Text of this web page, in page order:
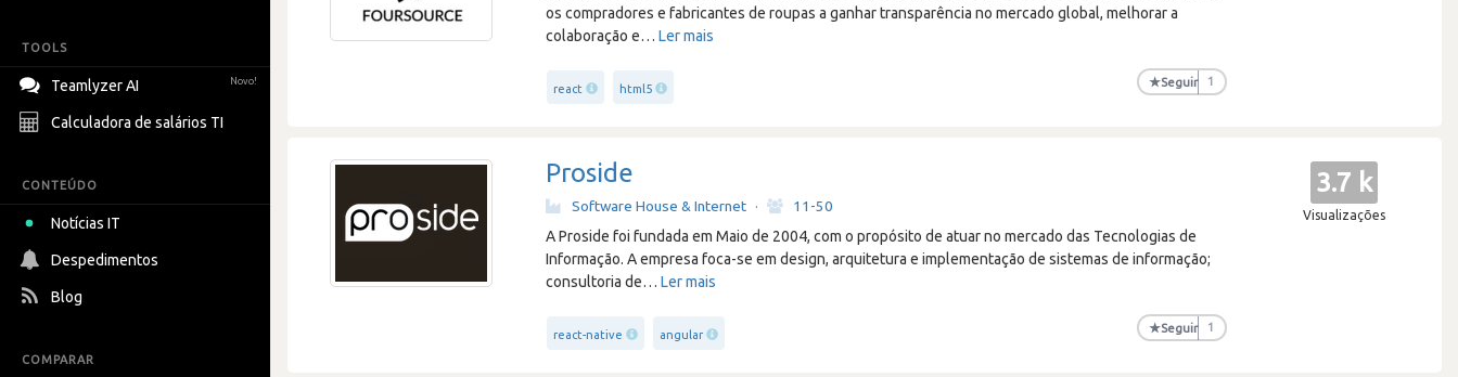
TOOLS
Teamlyzer AI Novo!
Calculadora de salários TI
CONTEÚDO
Notícias IT
Despedimentos
Blog
COMPARAR
os compradores e fabricantes de roupas a ganhar transparência no mercado global, melhorar a
colaboração e…Ler mais
react html5
★Seguir 1
Proside
Software House & Internet ·
11-50
A Proside foi fundada em Maio de 2004, com o propósito de atuar no mercado das Tecnologias de
Informação. A empresa foca-se em design, arquitetura e implementação de sistemas de informação;
consultoria de…Ler mais
react-native angular
★Seguir 1
3.7 k
Visualizações